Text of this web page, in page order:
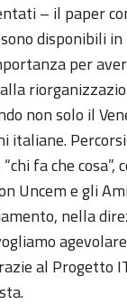
– il paper
disponibili
per
non solo il
italiane.
fa che cosa”,
Uncem e gli
nella
al Progetto